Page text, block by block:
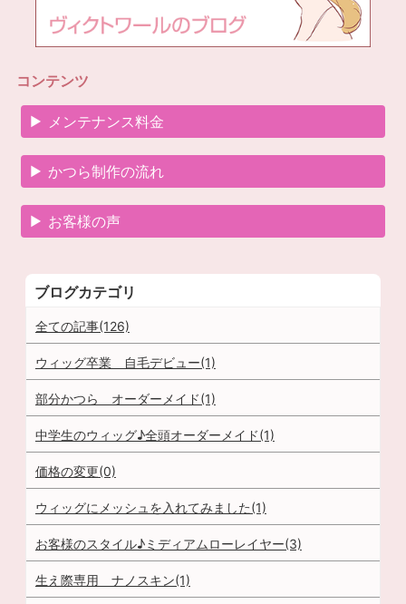
コンテンツ
メンテナンス料金
かつら制作の流れ
お客様の声
ブログカテゴリ
全ての記事(126)
ウィッグ卒業 自毛デビュー(1)
部分かつら オーダーメイド(1)
中学生のウィッグ♪全頭オーダーメイド(1)
価格の変更(0)
ウィッグにメッシュを入れてみました(1)
お客様のスタイル♪ミディアムローレイヤー(3)
生え際専用 ナノスキン(1)